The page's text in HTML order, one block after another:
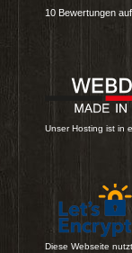
10 Bewertungen
Unser Hosting ist in
Diese Webseite